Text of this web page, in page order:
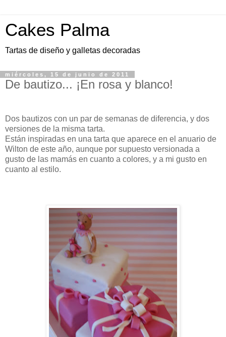
Cakes Palma
Tartas de diseño y galletas decoradas
miércoles, 15 de junio de 2011
De bautizo... ¡En rosa y blanco!
Dos bautizos con un par de semanas de diferencia, y dos
versiones de la misma tarta.
Están inspiradas en una tarta que aparece en el anuario de
Wilton de este año, aunque por supuesto versionada a
gusto de las mamás en cuanto a colores, y a mi gusto en
cuanto al estilo.